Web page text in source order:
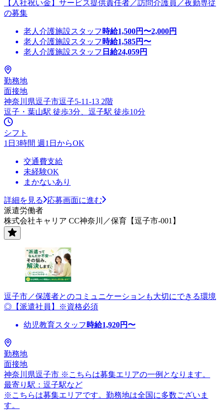
【入社祝い金】サービス提供責任者／訪問介護員／夜勤専従
の募集
老人介護施設スタッフ 時給1,500円〜2,000円
老人介護施設スタッフ 時給1,585円〜
老人介護施設スタッフ 日給24,059円
勤務地
面接地
神奈川県逗子市逗子5-11-13 2階
逗子・葉山駅 徒歩3分、逗子駅 徒歩10分
シフト
1日3時間 週1日からOK
交通費支給
未経験OK
まかないあり
詳細を見る
応募画面に進む
派遣労働者
株式会社キャリア CC神奈川／保育【逗子市-001】
逗子市／保護者とのコミュニケーションも大切にできる環境
◎【派遣社員】※資格必須
幼児教育スタッフ 時給1,920円〜
勤務地
面接地
神奈川県逗子市 ※こちらは募集エリアの一例となります。
最寄り駅：逗子駅など
※こちらは募集エリアです。勤務地は全国に多数ございま
す。